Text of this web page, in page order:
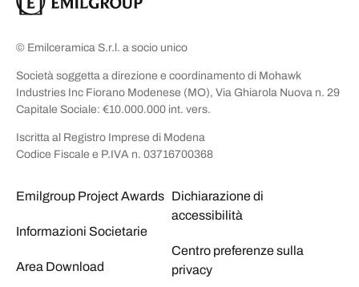
© Emilceramica S.r.l. a socio unico
Società soggetta a direzione e coordinamento di Mohawk
Industries Inc Fiorano Modenese (MO), Via Ghiarola Nuova n. 29
Capitale Sociale: €10.000.000 int. vers.
Iscritta al Registro Imprese di Modena
Codice Fiscale e P.IVA n. 03716700368
Emilgroup Project Awards
Informazioni Societarie
Area Download
Dichiarazione di
accessibilità
Centro preferenze sulla
privacy